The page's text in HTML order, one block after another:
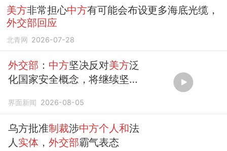
美方非常担心中方有可能会布设更多海底光缆，
外交部回应
北青网 2026-07-28
外交部 ： 中方坚决反对美方泛
化国家安全概念，将继续坚定
界面新闻 2026-08-05
乌方批准制裁涉中方个人和法
人 实体 ， 外交部霸气表态